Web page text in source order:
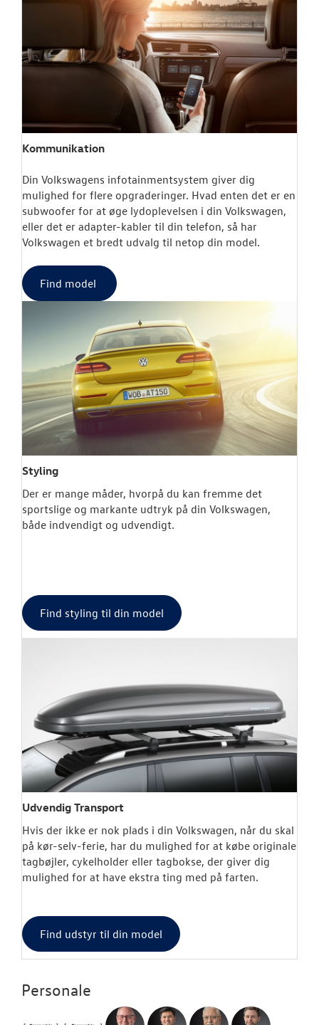
Kommunikation
Din Volkswagens infotainmentsystem giver dig
mulighed for flere opgraderinger. Hvad enten det er en
subwoofer for at øge lydoplevelsen i din Volkswagen,
eller det er adapter-kabler til din telefon, så har
Volkswagen et bredt udvalg til netop din model.
Find model
Styling
Der er mange måder, hvorpå du kan fremme det
sportslige og markante udtryk på din Volkswagen,
både indvendigt og udvendigt.
Find styling til din model
Udvendig Transport
Hvis der ikke er nok plads i din Volkswagen, når du skal
på kør-selv-ferie, har du mulighed for at købe originale
tagbøjler, cykelholder eller tagbokse, der giver dig
mulighed for at have ekstra ting med på farten.
Find udstyr til din model
Personale